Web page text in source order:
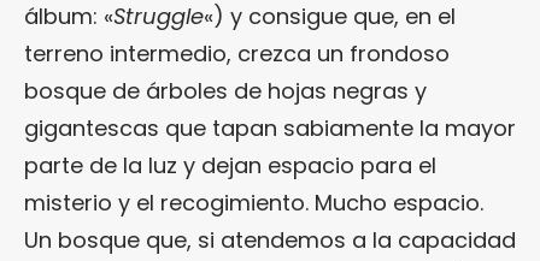
álbum: «Struggle«) y consigue que, en el
terreno intermedio, crezca un frondoso
bosque de árboles de hojas negras y
gigantescas que tapan sabiamente la mayor
parte de la luz y dejan espacio para el
misterio y el recogimiento. Mucho espacio.
Un bosque que, si atendemos a la capacidad